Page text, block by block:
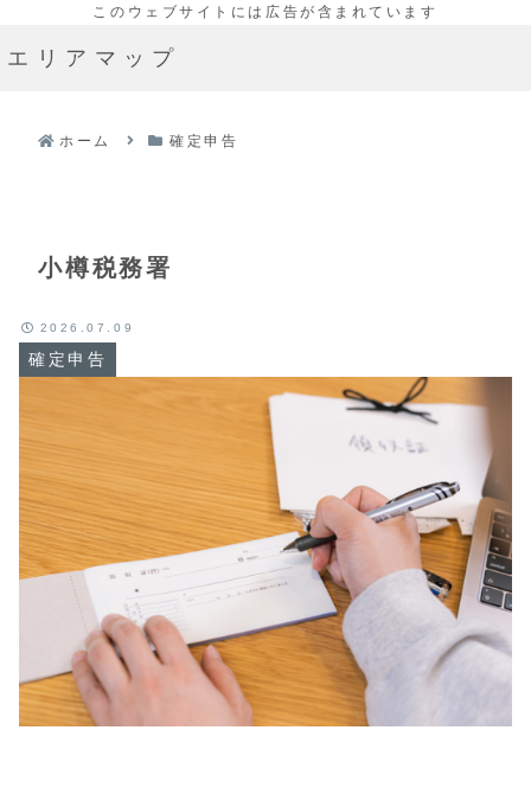
エリアマップ
ホーム 確定申告
小樽税務署
確定申告
2026.07.09